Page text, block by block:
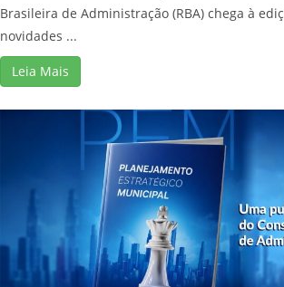
Brasileira de Administração (RBA) chega à
novidades ...
Leia Mais